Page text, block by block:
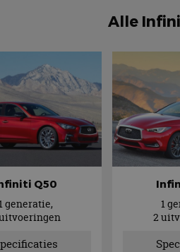
Alle
Q50
generatie,
1
2